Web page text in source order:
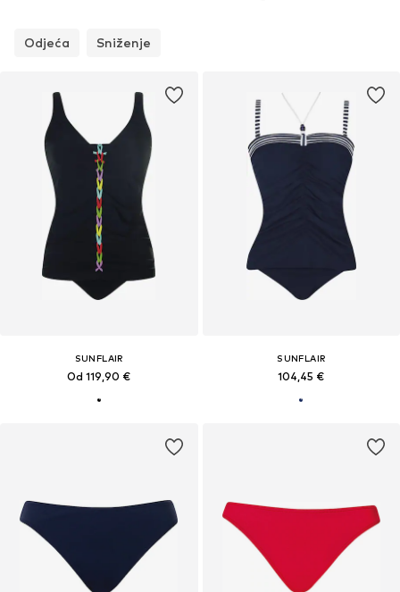
Odjeća Sniženje
SUNFLAIR
Od 119,90 €
SUNFLAIR
104,45 €